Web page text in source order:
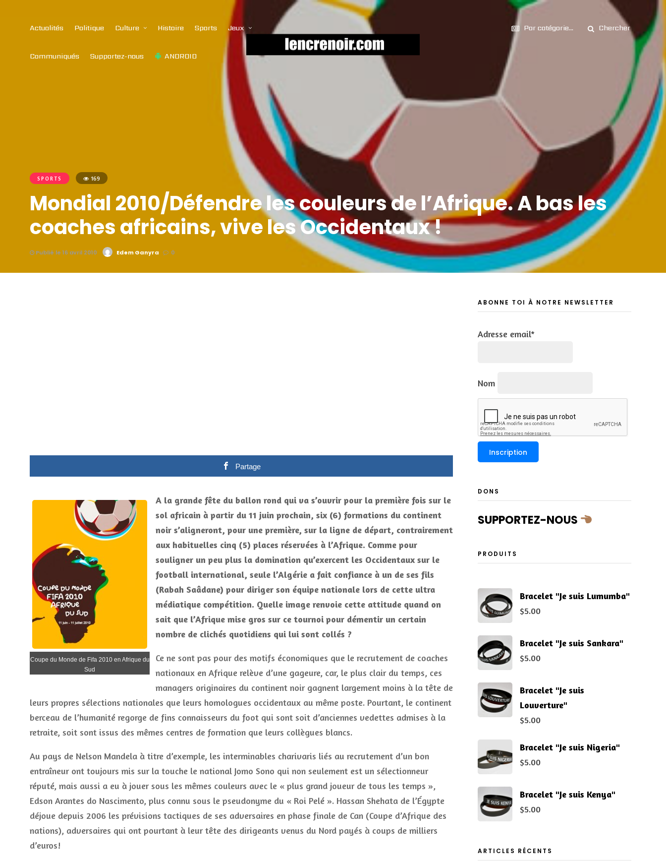
Actualités Politique Culture Histoire Sports Jeux
Communiqués Supportez-nous ANDROID
Par catégorie... Chercher
SPORTS 169
Mondial 2010/Défendre les couleurs de l’Afrique. A bas les
coaches africains, vive les Occidentaux !
Publié le 16 avril 2010 Edem Ganyra 0
Partage
Coupe du Monde de Fifa 2010 en Afrique du
Sud
A la grande fête du ballon rond qui va s’ouvrir pour la première fois sur le
sol africain à partir du 11 juin prochain, six (6) formations du continent
noir s’aligneront, pour une première, sur la ligne de départ, contrairement
aux habituelles cinq (5) places réservées à l’Afrique. Comme pour
souligner un peu plus la domination qu’exercent les Occidentaux sur le
football international, seule l’Algérie a fait confiance à un de ses fils
(Rabah Saâdane) pour diriger son équipe nationale lors de cette ultra
médiatique compétition. Quelle image renvoie cette attitude quand on
sait que l’Afrique mise gros sur ce tournoi pour démentir un certain
nombre de clichés quotidiens qui lui sont collés ?
Ce ne sont pas pour des motifs économiques que le recrutement de coaches
nationaux en Afrique relève d’une gageure, car, le plus clair du temps, ces
managers originaires du continent noir gagnent largement moins à la tête de
leurs propres sélections nationales que leurs homologues occidentaux au même poste. Pourtant, le continent
berceau de l’humanité regorge de fins connaisseurs du foot qui sont soit d’anciennes vedettes admises à la
retraite, soit sont issus des mêmes centres de formation que leurs collègues blancs.
Au pays de Nelson Mandela à titre d’exemple, les interminables charivaris liés au recrutement d’un bon
entraîneur ont toujours mis sur la touche le national Jomo Sono qui non seulement est un sélectionneur
réputé, mais aussi a eu à jouer sous les mêmes couleurs avec le « plus grand joueur de tous les temps »,
Edson Arantes do Nascimento, plus connu sous le pseudonyme du « Roi Pelé ». Hassan Shehata de l’Égypte
déjoue depuis 2006 les prévisions tactiques de ses adversaires en phase finale de Can (Coupe d’Afrique des
nations), adversaires qui ont pourtant à leur tête des dirigeants venus du Nord payés à coups de milliers
d’euros!
ABONNE TOI À NOTRE NEWSLETTER
Adresse email*
Nom
DONS
SUPPORTEZ-NOUS
PRODUITS
Bracelet "Je suis Lumumba"
$5.00
Bracelet "Je suis Sankara"
$5.00
Bracelet "Je suis
Louverture"
$5.00
Bracelet "Je suis Nigeria"
$5.00
Bracelet "Je suis Kenya"
$5.00
ARTICLES RÉCENTS